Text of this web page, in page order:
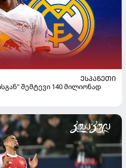
ᲔᲡᲞᲐᲜᲔᲗᲘ
შემტევი 140 მილიონად